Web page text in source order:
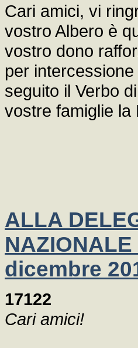
Cari amici, vi
vostro Albero è
vostro dono
per
seguito il Verbo
vostre famiglie la
ALLA
dicembre
17122
Cari amici!